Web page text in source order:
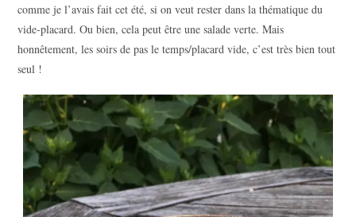
comme je l’avais fait cet été, si on veut rester dans la thématique du
vide-placard. Ou bien, cela peut être une salade verte. Mais
honnêtement, les soirs de pas le temps/placard vide, c’est très bien tout
seul !